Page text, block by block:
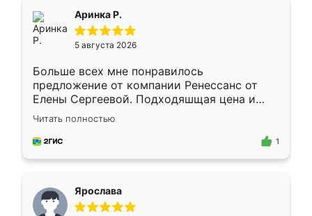
Аринка Р.
5 августа 2026
Больше всех мне понравилось
предложение от компании Ренессанс от
Елены Сергеевой. Подходяшщая цена и
короткие сроки изготовления. Приехавший
для замера сотрудник Владислав
предложил по моему эскизу самый
Читать полностью
1
Ярослава